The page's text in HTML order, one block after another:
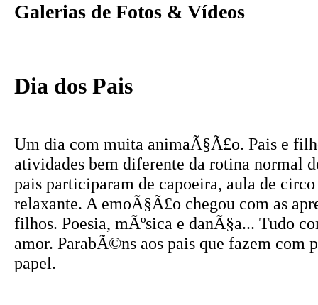
Galerias de Fotos & Vídeos
Dia dos Pais
Um dia com muita animaÃ§Ã£o. Pais e
atividades bem diferente da rotina normal
pais participaram de capoeira, aula de circo
relaxante. A emoÃ§Ã£o chegou com as
filhos. Poesia, mÃºsica e danÃ§a... Tudo
amor. ParabÃ©ns aos pais que fazem com
papel.